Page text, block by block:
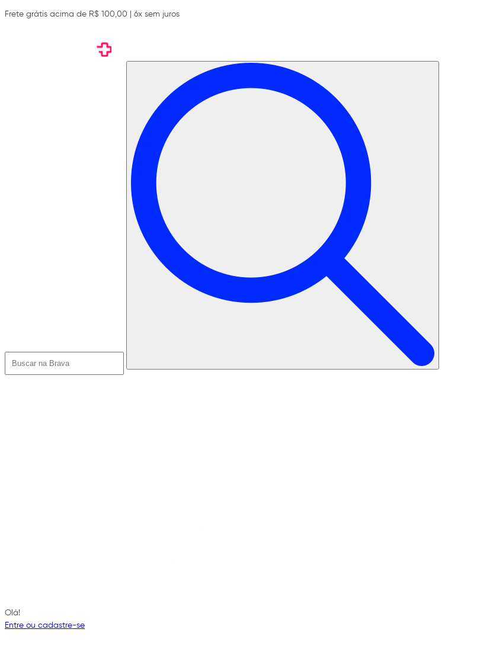
Frete grátis acima de R$ 100,00 | 6x sem juros
Olá!
Entre ou cadastre-se